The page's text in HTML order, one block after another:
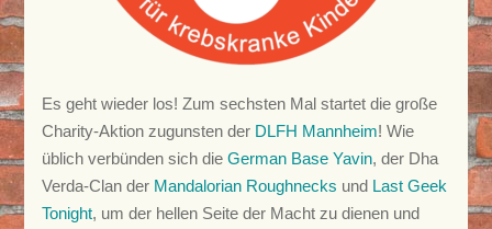
Es geht wieder los! Zum sechsten Mal startet die große
Charity-Aktion zugunsten der DLFH Mannheim! Wie
üblich verbünden sich die German Base Yavin, der Dha
Verda-Clan der Mandalorian Roughnecks und Last Geek
Tonight, um der hellen Seite der Macht zu dienen und